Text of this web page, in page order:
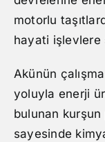
motorlu
hayati işlevlere
Akünün
yoluyla enerji
bulunan
sayesinde